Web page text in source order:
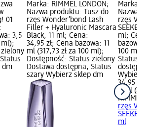
01
3,5
ml);
dm
Marka: RIMMEL LONDON;
Nazwa produktu: Tusz do
rzęs Wonder’bond Lash
Filler + Hyaluronic Mascara
Black, 11 ml; Cena:
34,95 zł; Cena bazowa: 11
ml (317,73 zł za 100 ml);
Dostępność: Status zielony
Dostawa dostępna, Status
szary Wybierz sklep dm
Marka:
Nazwa
rzęs
SEEKER
ml;
bazowa:
100 ml);
Status
Wybierz
34,95 zł
8 ml
RIMMEL
rzęs
SEEKER
ml